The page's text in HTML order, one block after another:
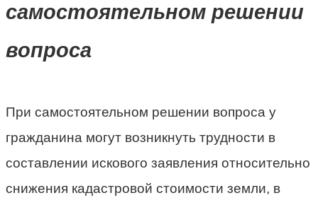
самостоятельном решении
вопроса
При самостоятельном решении вопроса у
гражданина могут возникнуть трудности в
составлении искового заявления относительно
снижения кадастровой стоимости земли, в